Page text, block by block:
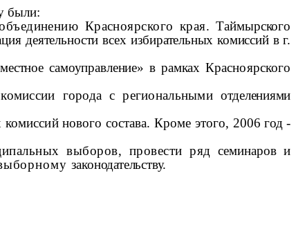
были:
Красноярского края.Таймырского
деятельности всех избирательных комиссий в г.
самоуправление» в рамкахКрасноярского
города с региональными отделениями
нового состава. Кроме этого, 2006 год -
выборов, провести рядсеминаров и
законодательству.